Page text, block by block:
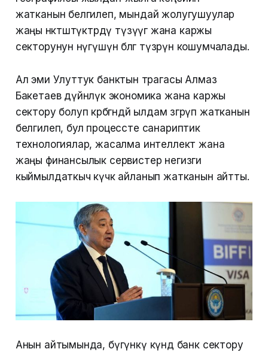
жатканын белгилеп, мындай жолугушуулар
жаңы өнөктөштүктөрдү түзүүгө жана каржы
секторунун өнүгүшүнө өбөлгө түзөрүн кошумчалады.
Ал эми Улуттук банктын төрагасы Алмаз
Бакетаев дүйнөлүк экономика жана каржы
сектору болуп көрбөгөндөй ылдам өзгөрүп жатканын
белгилеп, бул процессте санариптик
технологиялар, жасалма интеллект жана
жаңы финансылык сервистер негизги
кыймылдаткыч күчкө айланып жатканын айтты.
Анын айтымында, бүгүнкү күндө банк сектору